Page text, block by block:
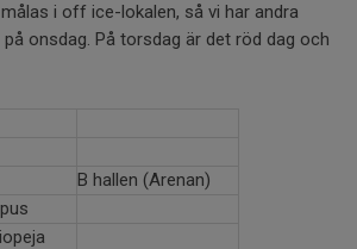
i off ice-lokalen, så vi har andra
onsdag. På torsdag är det röd dag och
B hallen (Arenan)